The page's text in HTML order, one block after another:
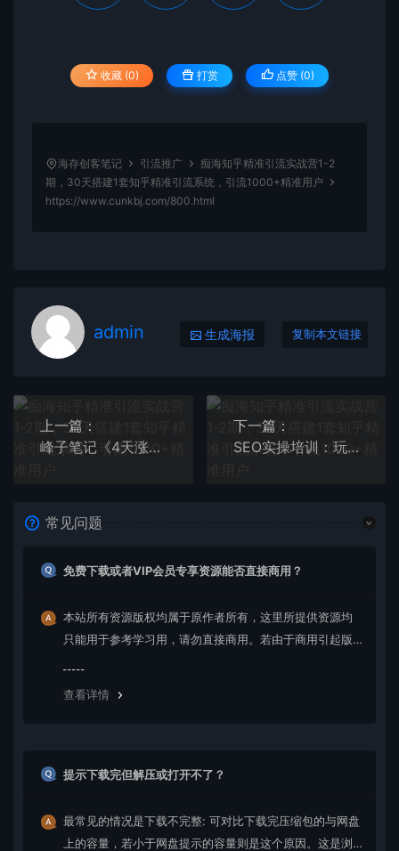
收藏 (0) 打赏 点赞 (0)
海存创客笔记 引流推广
痴海知乎精准引流实战营1-2
期，30天搭建1套知乎精准引流系统，引流1000+精准用户
https://www.cunkbj.com/800.html
admin 生成海报 复制本文链接
上一篇：
峰子笔记《4天涨粉2849，我做视频号引流+带货方案》付费文章
下一篇：
SEO实操培训：玩转百万SEO流量，助力站长快速提升流量（搜外三木大神分享课）
常见问题
免费下载或者VIP会员专享资源能否直接商用？
本站所有资源版权均属于原作者所有，这里所提供资源均
只能用于参考学习用，请勿直接商用。若由于商用引起版
查看详情
提示下载完但解压或打开不了？
最常见的情况是下载不完整: 可对比下载完压缩包的与网盘
上的容量，若小于网盘提示的容量则是这个原因。这是浏